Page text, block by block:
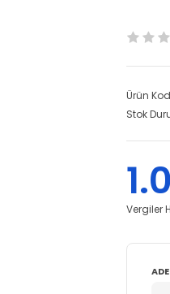
Ürün
Stok
Vergiler